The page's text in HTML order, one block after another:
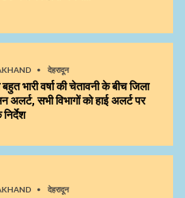
देहरादून
बहुत भारी वर्षा की चेतावनी के बीच जिला
अलर्ट, सभी विभागों को हाई अलर्ट पर
देहरादून